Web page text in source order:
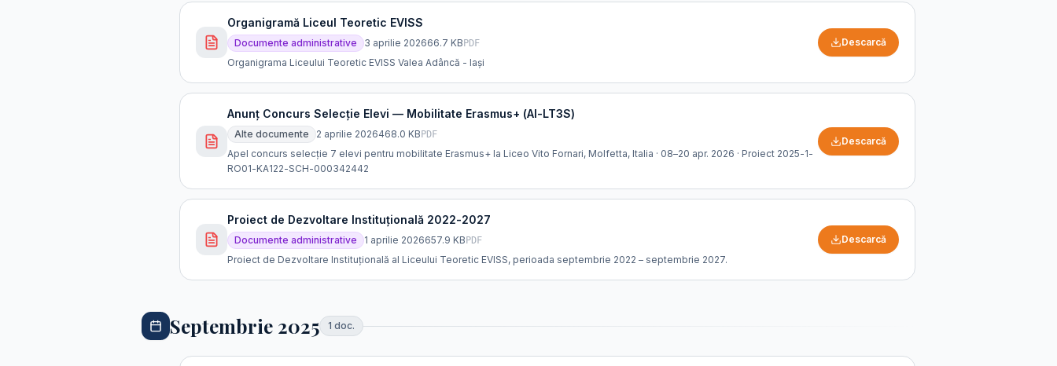
Organigramă Liceul Teoretic EVISS
Documente administrative 3 aprilie 202666.7 KB PDF
Organigrama Liceului Teoretic EVISS Valea Adâncă - Iași
Descarcă
Anunț Concurs Selecție Elevi — Mobilitate Erasmus+ (AI-LT3S)
Alte documente 2 aprilie 2026468.0 KB PDF
Apel concurs selecție 7 elevi pentru mobilitate Erasmus+ la Liceo Vito Fornari, Molfetta, Italia · 08–20 apr. 2026 · Proiect 2025-1-
RO01-KA122-SCH-000342442
Descarcă
Proiect de Dezvoltare Instituțională 2022-2027
Documente administrative 1 aprilie 2026657.9 KB PDF
Proiect de Dezvoltare Instituțională al Liceului Teoretic EVISS, perioada septembrie 2022 – septembrie 2027.
Descarcă
Septembrie 2025 1 doc.